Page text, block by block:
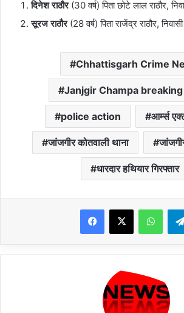
दिनेश राठौर(30 वर्ष) पिता छोटे लाल राठौर,
सूरज राठौर(28 वर्ष) पिता राजेंद्र राठौर,
Chhattisgarh Crime
Janjgir Champa
police action आर्म्स
जांजगीर कोतवाली थाना
धारदार हथियार गिरफ्तार